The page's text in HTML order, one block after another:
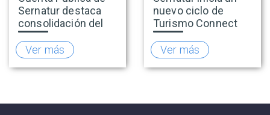
Sernatur destaca
consolidación del
turismo en 2025 y
presenta hoja de
ruta para fortalecer
la competitividad
Ver más
nuevo ciclo de
Turismo Connect
para fortalecer la
inteligencia de
mercado de la
industria turística
Ver más